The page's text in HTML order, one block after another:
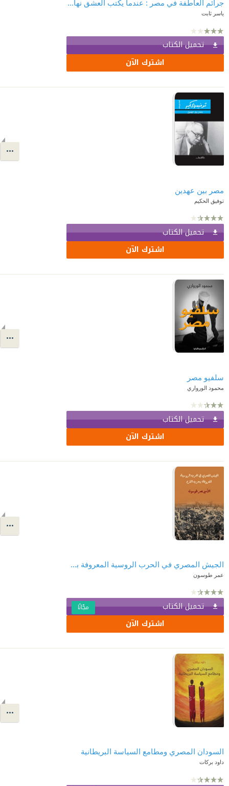
جرائم العاطفة في مصر : عندما يكتب العشق نهايته بالدم
ياسر ثابت
تحميل الكتاب
اشترك الآن
مصر بين عهدين
توفيق الحكيم
تحميل الكتاب
اشترك الآن
سلفيو مصر
محمود الورواري
تحميل الكتاب
اشترك الآن
الجيش المصري في الحرب الروسية المعروفة بحرب القرم
عمر طوسون
تحميل الكتاب مجّانًا
اشترك الآن
السودان المصري ومطامع السياسة البريطانية
داود بركات